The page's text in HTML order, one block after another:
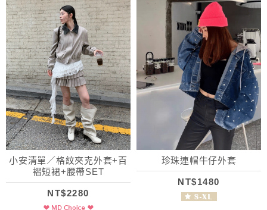
小安清單／格紋夾克外套+百
褶短裙+腰帶SET
NT$2280
珍珠連帽牛仔外套
NT$1480